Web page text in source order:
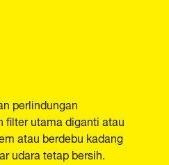
perlindungan
filter utama diganti atau
atau berdebu kadang
udara tetap bersih.